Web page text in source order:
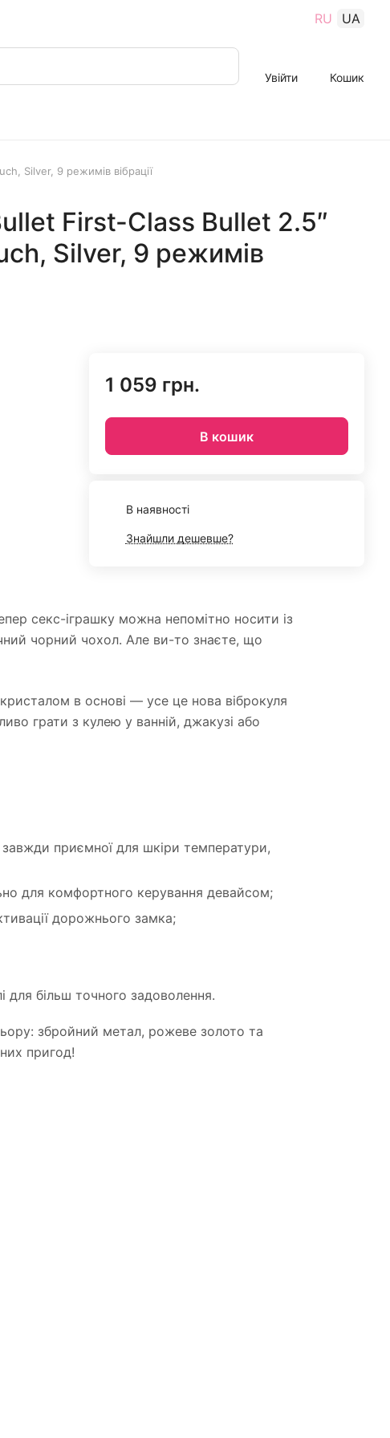
RU UA
Увійти Кошик
Silver, 9 режимів вібрації
First-Class Bullet 2.5″
Silver, 9 режимів
1 059 грн.
В кошик
В наявності
Знайшли дешевше?
секс-іграшку можна непомітно носити із
чорний чохол. Але ви-то знаєте, що
в основі — усе це нова віброкуля
грати з кулею у ванній, джакузі або
приємної для шкіри температури,
для комфортного керування девайсом;
дорожнього замка;
для більш точного задоволення.
збройний метал, рожеве золото та
пригод!